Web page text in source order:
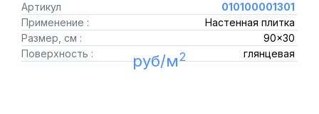
Артикул
010100001301
Применение :
Настенная плитка
Размер, см :
90x30
Поверхность :
глянцевая
руб/м2